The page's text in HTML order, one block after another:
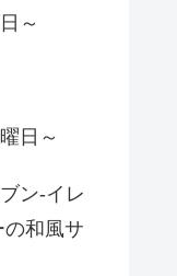
～
日～
ン-イレ
和風サ